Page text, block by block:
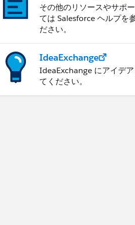
その他のリソースやサポ
ては Salesforce ヘルプを
ださい。
IdeaExchange
IdeaExchange にアイデ
てください。